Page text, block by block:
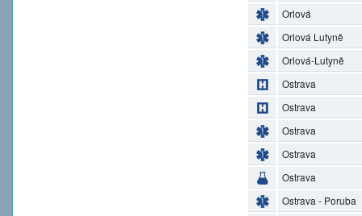
Orlová
Orlová Lutyně
Orlová-Lutyně
Ostrava
Ostrava
Ostrava
Ostrava
Ostrava
Ostrava - Poruba